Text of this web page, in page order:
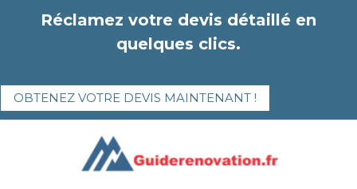
Réclamez votre devis détaillé en
quelques clics.
OBTENEZ VOTRE DEVIS MAINTENANT !